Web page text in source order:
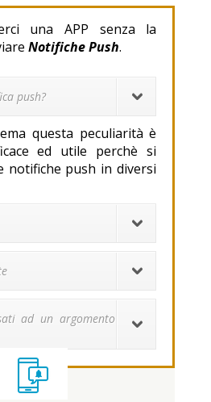
una APP senza la
Notifiche Push.
push?
questa peculiarità è
ed utile perchè si
notifiche push in diversi
ad un argomento